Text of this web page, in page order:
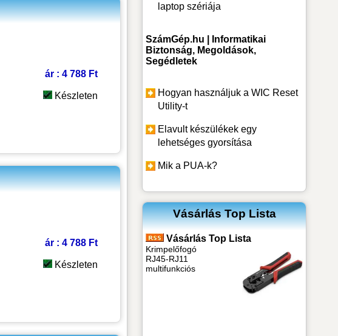
ár : 4 788 Ft
Készleten
ár : 4 788 Ft
Készleten
laptop szériája
SzámGép.hu | Informatikai
Biztonság, Megoldások,
Segédletek
Hogyan használjuk a WIC Reset
Utility-t
Elavult készülékek egy
lehetséges gyorsítása
Mik a PUA-k?
Vásárlás Top Lista
Vásárlás Top Lista
Krimpelőfogó
RJ45-RJ11
multifunkciós